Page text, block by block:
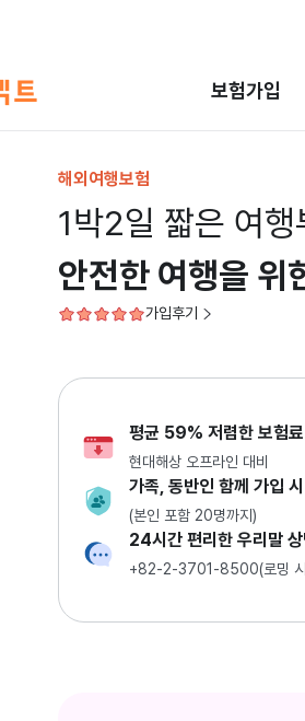
보험가입
해외여행보험
1박2일 짧은 여
안전한 여행을 위
가입후기
평균 59% 저렴한 보험료
현대해상 오프라인 대비
가족, 동반인 함께 가입
(본인 포함 20명까지)
24시간 편리한 우리말
+82-2-3701-8500(로밍 시